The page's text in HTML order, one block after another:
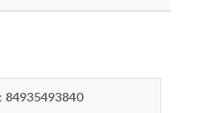
84935493840